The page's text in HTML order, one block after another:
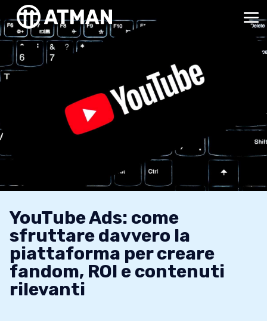
YouTube Ads: come
sfruttare davvero la
piattaforma per creare
fandom, ROI e contenuti
rilevanti